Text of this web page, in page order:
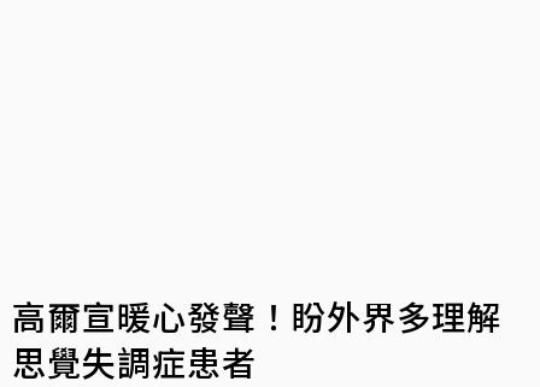
高爾宣暖心發聲！盼外界多理解
思覺失調症患者